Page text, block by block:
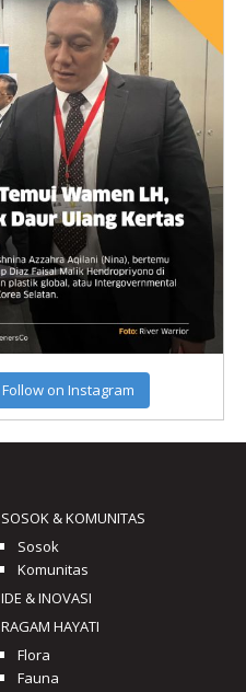
Follow on Instagram
SOSOK & KOMUNITAS
Sosok
Komunitas
IDE & INOVASI
RAGAM HAYATI
Flora
Fauna